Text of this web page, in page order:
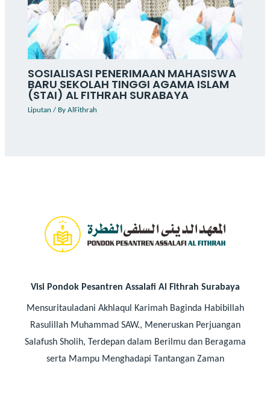
SOSIALISASI PENERIMAAN MAHASISWA
BARU SEKOLAH TINGGI AGAMA ISLAM
(STAI) AL FITHRAH SURABAYA
Liputan / By AlFithrah
Visi Pondok Pesantren Assalafi Al Fithrah Surabaya
Mensuritauladani Akhlaqul Karimah Baginda Habibillah
Rasulillah Muhammad SAW., Meneruskan Perjuangan
Salafush Sholih, Terdepan dalam Berilmu dan Beragama
serta Mampu Menghadapi Tantangan Zaman